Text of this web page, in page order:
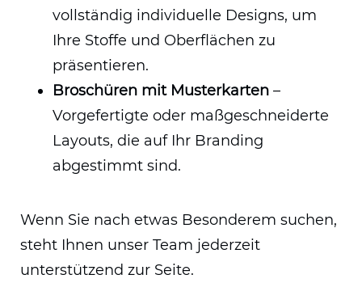
vollständig individuelle Designs, um
Ihre Stoffe und Oberflächen zu
präsentieren.
Broschüren mit Musterkarten –
Vorgefertigte oder maßgeschneiderte
Layouts, die auf Ihr Branding
abgestimmt sind.
Wenn Sie nach etwas Besonderem suchen,
steht Ihnen unser Team jederzeit
unterstützend zur Seite.